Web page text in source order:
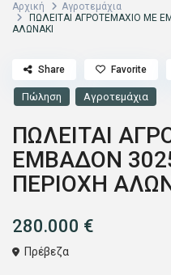
Αρχική
Αγροτεμάχια
ΠΩΛΕΙΤΑΙ ΑΓΡΟΤΕΜΑΧΙΟ ΜΕ
ΑΛΩΝΑΚΙ
Πώληση Αγροτεμάχια
ΠΩΛΕΙΤΑΙ
ΕΜΒΑΔΟΝ
ΠΕΡΙΟΧΗ
280.000 €
Πρέβεζα
Share Favorite